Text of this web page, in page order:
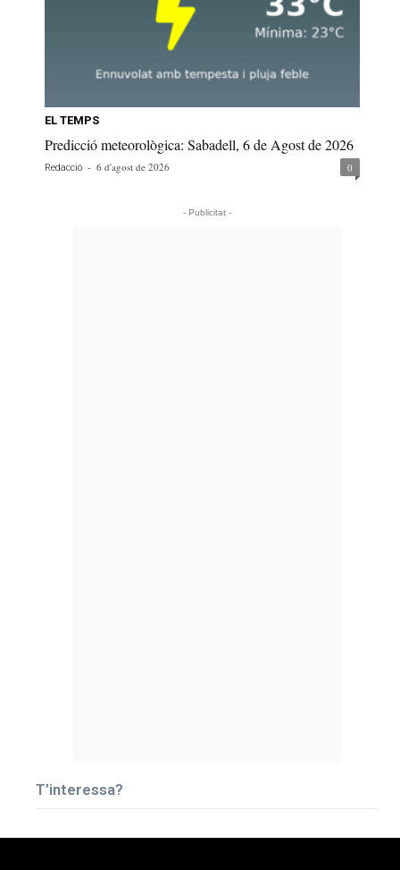
EL TEMPS
Predicció meteorològica: Sabadell, 6 de Agost de 2026
Redacció - 6 d'agost de 2026 0
- Publicitat -
T’interessa?